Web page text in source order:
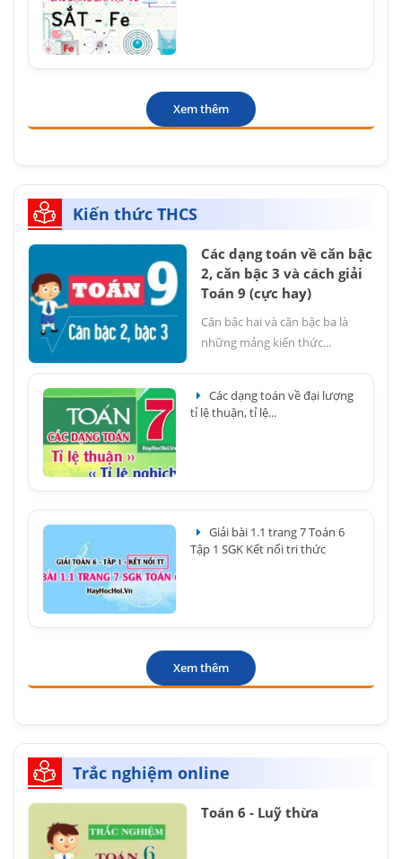
Xem thêm
Kiến thức THCS
Các dạng toán về căn bậc
2, căn bậc 3 và cách giải
Toán 9 (cực hay)
Căn bậc hai và căn bậc ba là
những mảng kiến thức...
Các dạng toán về đại lượng
tỉ lệ thuận, tỉ lệ...
Giải bài 1.1 trang 7 Toán 6
Tập 1 SGK Kết nối tri thức
Xem thêm
Trắc nghiệm online
Toán 6 - Luỹ thừa